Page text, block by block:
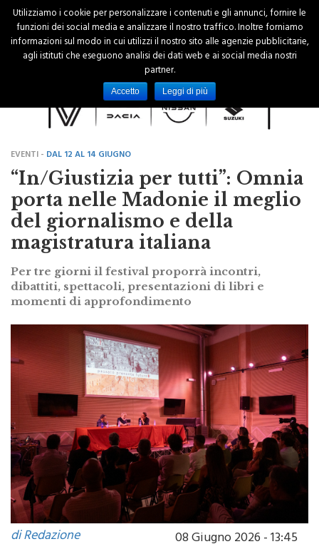
EVENTI - DAL 12 AL 14 GIUGNO
“In/Giustizia per tutti”: Omnia
porta nelle Madonie il meglio
del giornalismo e della
magistratura italiana
Per tre giorni il festival proporrà incontri,
dibattiti, spettacoli, presentazioni di libri e
momenti di approfondimento
di Redazione
08 Giugno 2026 - 13:45
Utilizziamo i cookie per personalizzare i contenuti e gli annunci, fornire le
funzioni dei social media e analizzare il nostro traffico. Inoltre forniamo
informazioni sul modo in cui utilizzi il nostro sito alle agenzie pubblicitarie,
agli istituti che eseguono analisi dei dati web e ai social media nostri
partner.
Accetto Leggi di più